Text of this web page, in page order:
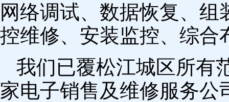
网络调试、数据恢复、
控维修、安装监控、综合
我们已覆松江城区所有
家电子销售及维修服务公